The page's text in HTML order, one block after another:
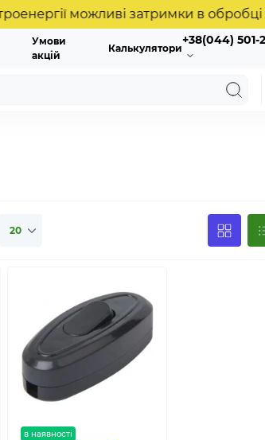
можливі затримки в обробці
Умови
акцій
Калькулятори
+38(044) 501-
в наявності